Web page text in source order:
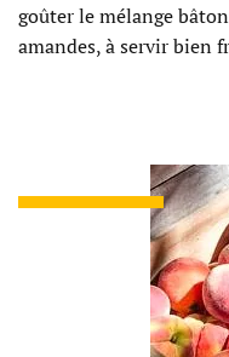
goûter le mélange
amandes, à servir bien